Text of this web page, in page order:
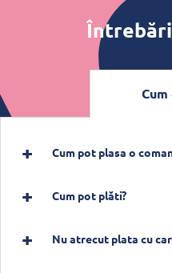
Cum pot plasa o
Cum pot plăti?
Nu atrecut plata cu